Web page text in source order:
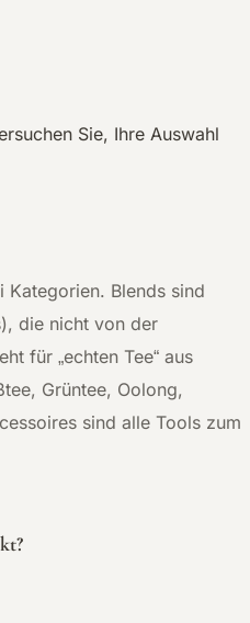
Sie, Ihre Auswahl
Kategorien. Blends sind
die nicht von der
für „echten Tee“ aus
Grüntee, Oolong,
sind alle Tools zum